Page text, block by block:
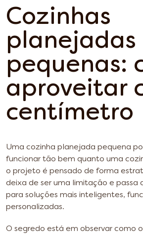
Cozinhas
planejadas
pequenas:
aproveitar
centímetro
Uma cozinha planejada pequena
funcionar tão bem quanto uma
o projeto é pensado de forma
deixa de ser uma limitação e passa
para soluções mais inteligentes,
personalizadas.
O segredo está em observar como